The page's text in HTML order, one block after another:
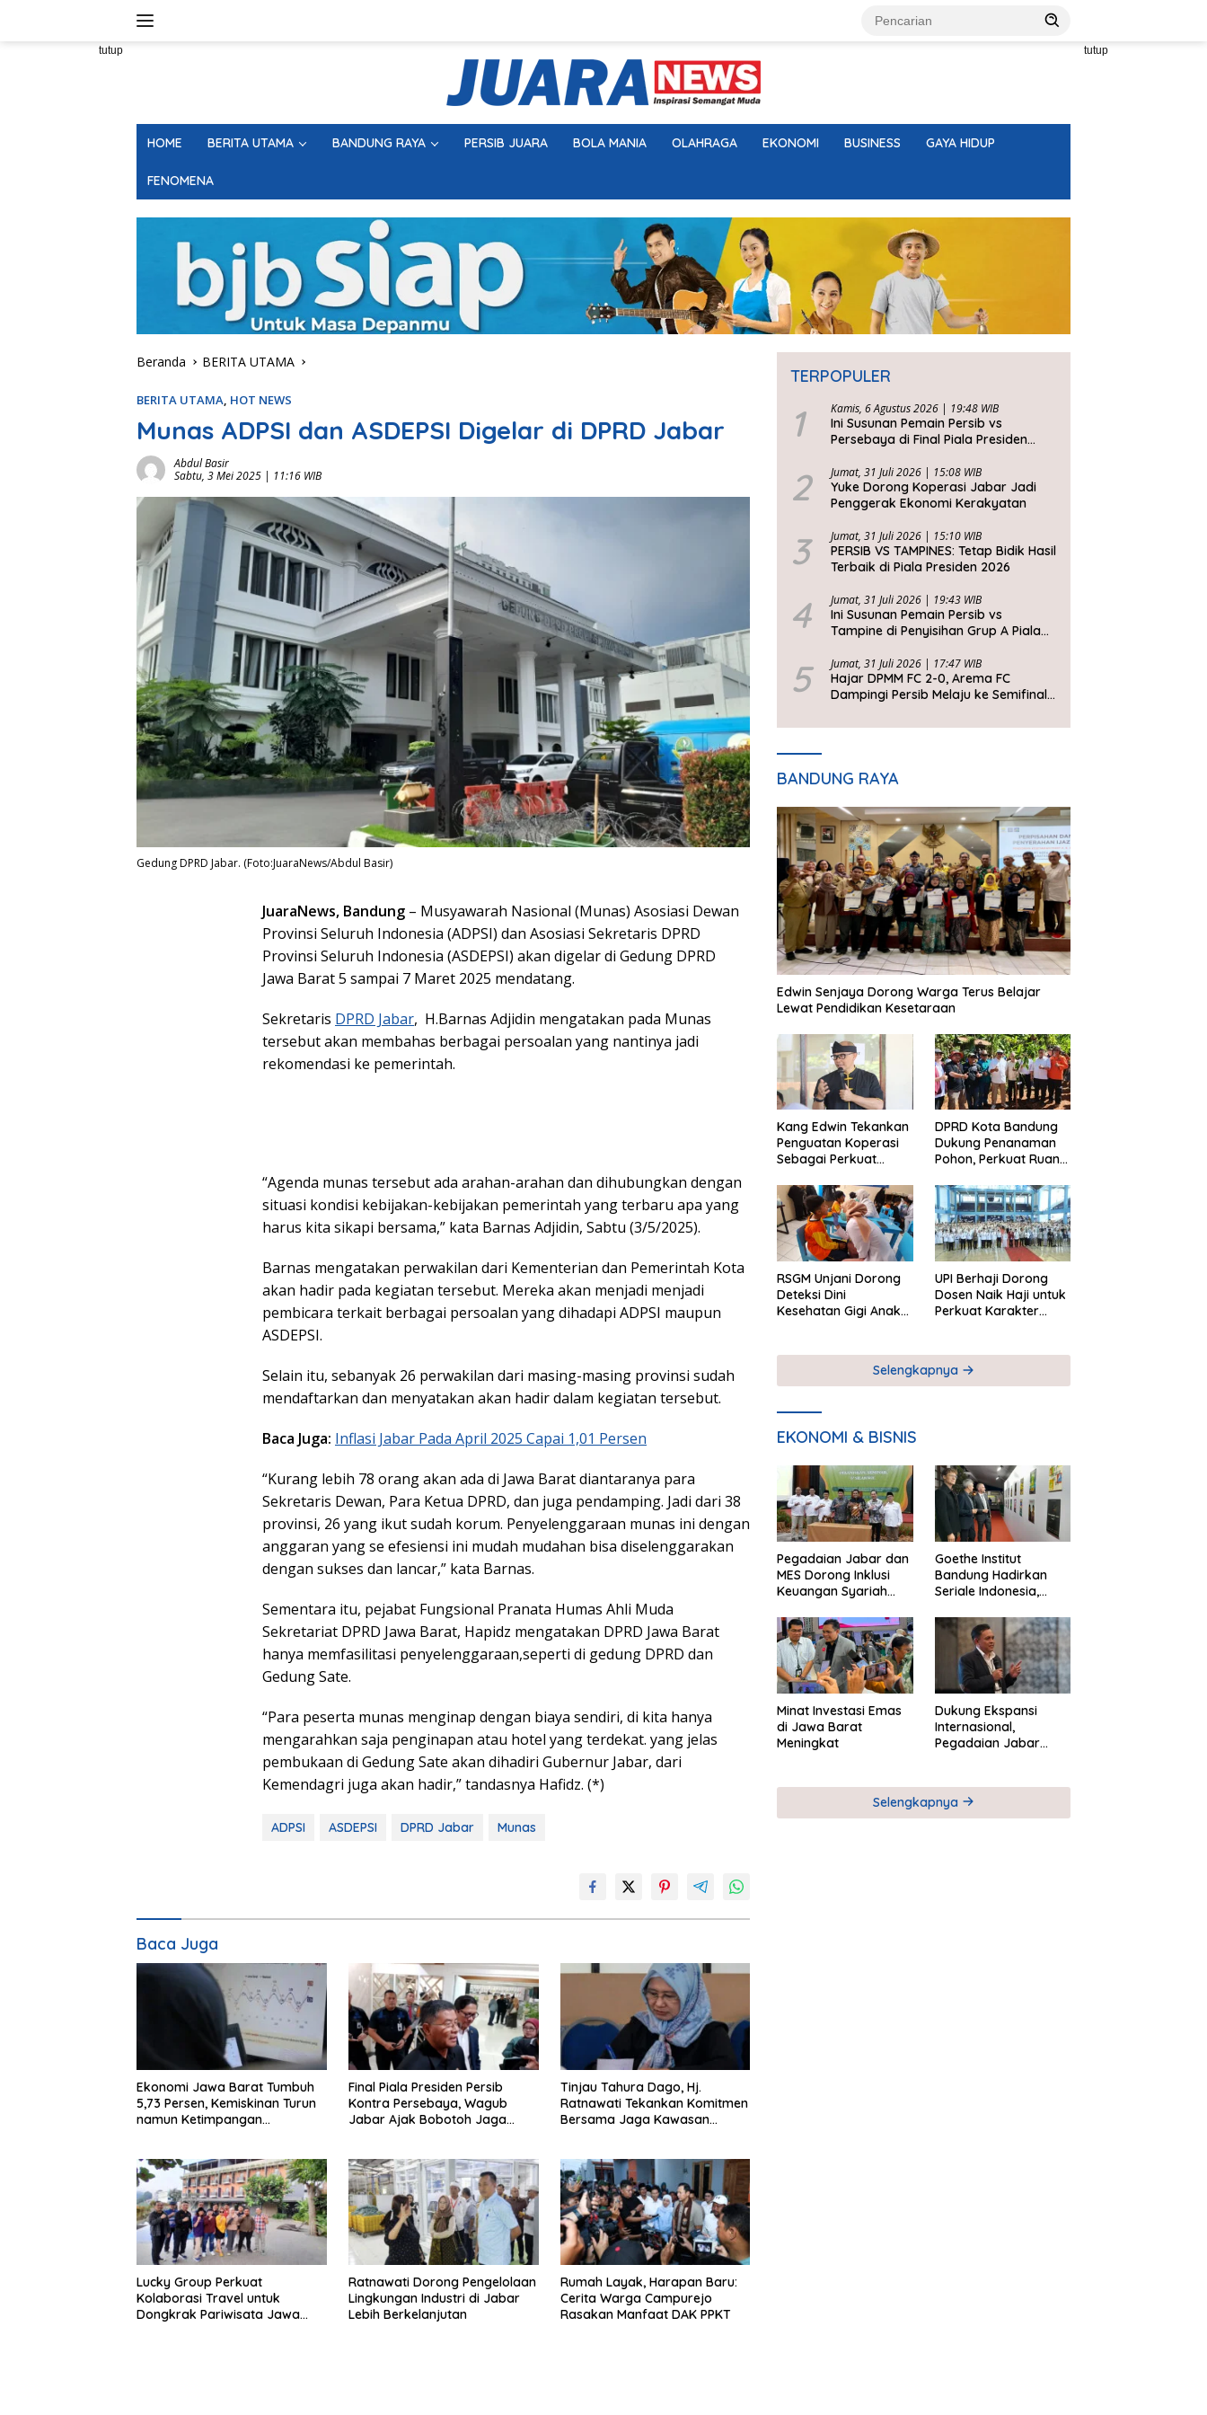
tutup tutup
HOME BERITA UTAMA BANDUNG RAYA PERSIB JUARA BOLA MANIA OLAHRAGA EKONOMI BUSINESS GAYA HIDUP
FENOMENA
Beranda BERITA UTAMA
BERITA UTAMA, HOT NEWS
Munas ADPSI dan ASDEPSI Digelar di DPRD Jabar
Abdul Basir
Sabtu, 3 Mei 2025 | 11:16 WIB
Gedung DPRD Jabar. (Foto:JuaraNews/Abdul Basir)
JuaraNews, Bandung – Musyawarah Nasional (Munas) Asosiasi Dewan
Provinsi Seluruh Indonesia (ADPSI) dan Asosiasi Sekretaris DPRD
Provinsi Seluruh Indonesia (ASDEPSI) akan digelar di Gedung DPRD
Jawa Barat 5 sampai 7 Maret 2025 mendatang.
Sekretaris DPRD Jabar, H.Barnas Adjidin mengatakan pada Munas
tersebut akan membahas berbagai persoalan yang nantinya jadi
rekomendasi ke pemerintah.
“Agenda munas tersebut ada arahan-arahan dan dihubungkan dengan
situasi kondisi kebijakan-kebijakan pemerintah yang terbaru apa yang
harus kita sikapi bersama,” kata Barnas Adjidin, Sabtu (3/5/2025).
Barnas mengatakan perwakilan dari Kementerian dan Pemerintah Kota
akan hadir pada kegiatan tersebut. Mereka akan menjadi menjadi
pembicara terkait berbagai persoalan yang dihadapi ADPSI maupun
ASDEPSI.
Selain itu, sebanyak 26 perwakilan dari masing-masing provinsi sudah
mendaftarkan dan menyatakan akan hadir dalam kegiatan tersebut.
Baca Juga: Inflasi Jabar Pada April 2025 Capai 1,01 Persen
“Kurang lebih 78 orang akan ada di Jawa Barat diantaranya para
Sekretaris Dewan, Para Ketua DPRD, dan juga pendamping. Jadi dari 38
provinsi, 26 yang ikut sudah korum. Penyelenggaraan munas ini dengan
anggaran yang se efesiensi ini mudah mudahan bisa diselenggarakan
dengan sukses dan lancar,” kata Barnas.
Sementara itu, pejabat Fungsional Pranata Humas Ahli Muda
Sekretariat DPRD Jawa Barat, Hapidz mengatakan DPRD Jawa Barat
hanya memfasilitasi penyelenggaraan,seperti di gedung DPRD dan
Gedung Sate.
“Para peserta munas menginap dengan biaya sendiri, di kita hanya
mengarahkan saja penginapan atau hotel yang terdekat. yang jelas
pembukaan di Gedung Sate akan dihadiri Gubernur Jabar, dari
Kemendagri juga akan hadir,” tandasnya Hafidz. (*)
ADPSI ASDEPSI DPRD Jabar Munas
Baca Juga
Ekonomi Jawa Barat Tumbuh
5,73 Persen, Kemiskinan Turun
namun Ketimpangan
Final Piala Presiden Persib
Kontra Persebaya, Wagub
Jabar Ajak Bobotoh Jaga
Tinjau Tahura Dago, Hj.
Ratnawati Tekankan Komitmen
Bersama Jaga Kawasan
Lucky Group Perkuat
Kolaborasi Travel untuk
Dongkrak Pariwisata Jawa
Ratnawati Dorong Pengelolaan
Lingkungan Industri di Jabar
Lebih Berkelanjutan
Rumah Layak, Harapan Baru:
Cerita Warga Campurejo
Rasakan Manfaat DAK PPKT
TERPOPULER
1 Kamis, 6 Agustus 2026 | 19:48 WIB
Ini Susunan Pemain Persib vs
Persebaya di Final Piala Presiden
2 Jumat, 31 Juli 2026 | 15:08 WIB
Yuke Dorong Koperasi Jabar Jadi
Penggerak Ekonomi Kerakyatan
3 Jumat, 31 Juli 2026 | 15:10 WIB
PERSIB VS TAMPINES: Tetap Bidik Hasil
Terbaik di Piala Presiden 2026
4 Jumat, 31 Juli 2026 | 19:43 WIB
Ini Susunan Pemain Persib vs
Tampine di Penyisihan Grup A Piala
5 Jumat, 31 Juli 2026 | 17:47 WIB
Hajar DPMM FC 2-0, Arema FC
Dampingi Persib Melaju ke Semifinal
BANDUNG RAYA
Edwin Senjaya Dorong Warga Terus Belajar
Lewat Pendidikan Kesetaraan
Kang Edwin Tekankan
Penguatan Koperasi
Sebagai Perkuat
DPRD Kota Bandung
Dukung Penanaman
Pohon, Perkuat Ruang
RSGM Unjani Dorong
Deteksi Dini
Kesehatan Gigi Anak
UPI Berhaji Dorong
Dosen Naik Haji untuk
Perkuat Karakter
Selengkapnya
EKONOMI & BISNIS
Pegadaian Jabar dan
MES Dorong Inklusi
Keuangan Syariah
UMKM
Goethe Institut
Bandung Hadirkan
Seriale Indonesia,
Global Industri Serial
Minat Investasi Emas
di Jawa Barat
Meningkat
Dukung Ekspansi
Internasional,
Pegadaian Jabar
Pegadaian Timor
Leste
Selengkapnya